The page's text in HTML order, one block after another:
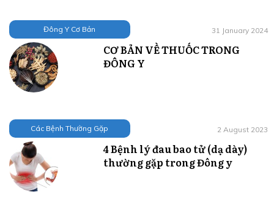
Đông Y Cơ Bản 31 January 2024
CƠ BẢN VỀ THUỐC TRONG
ĐÔNG Y
Các Bệnh Thường Gặp 2 August 2023
4 Bệnh lý đau bao tử (dạ dày)
thường gặp trong Đông y